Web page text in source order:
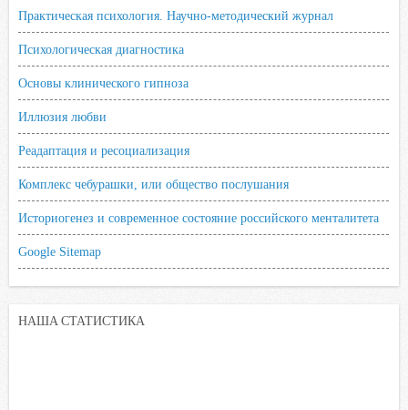
Практическая психология. Научно-методический журнал
Психологическая диагностика
Основы клинического гипноза
Иллюзия любви
Реадаптация и ресоциализация
Комплекс чебурашки, или общество послушания
Историогенез и современное состояние российского менталитета
Google Sitemap
НАША СТАТИСТИКА